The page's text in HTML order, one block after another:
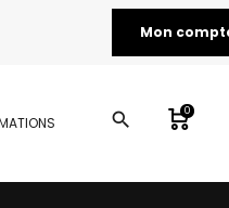
Mon
search 0